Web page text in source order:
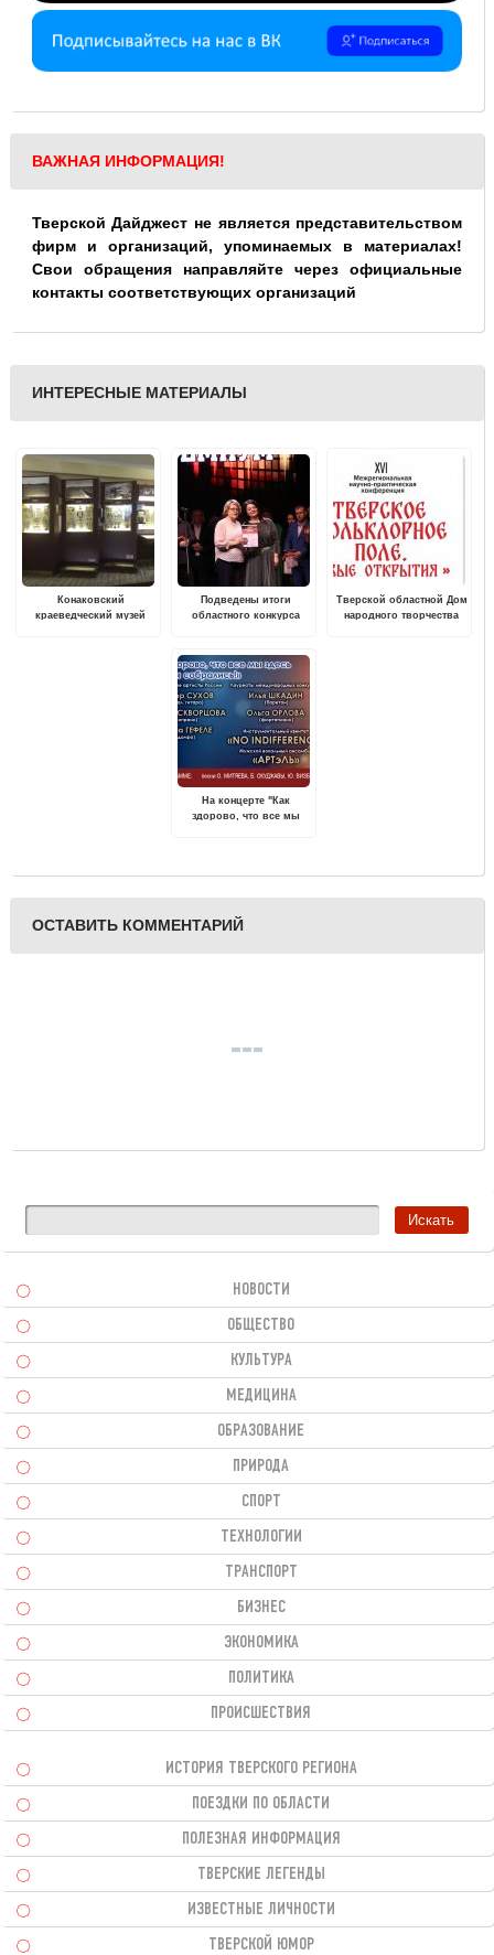
ВАЖНАЯ ИНФОРМАЦИЯ!
Тверской Дайджест не является представительством
фирм и организаций, упоминаемых в материалах!
Свои обращения направляйте через официальные
контакты соответствующих организаций
ИНТЕРЕСНЫЕ МАТЕРИАЛЫ
Конаковский
краеведческий музей
Подведены итоги
областного конкурса
Тверской областной Дом
народного творчества
На концерте "Как
здорово, что все мы
Митяева, Б. Окуджавы,
известных музыкантов
ОСТАВИТЬ КОММЕНТАРИЙ
НОВОСТИ
ОБЩЕСТВО
КУЛЬТУРА
МЕДИЦИНА
ОБРАЗОВАНИЕ
ПРИРОДА
СПОРТ
ТЕХНОЛОГИИ
ТРАНСПОРТ
БИЗНЕС
ЭКОНОМИКА
ПОЛИТИКА
ПРОИСШЕСТВИЯ
ИСТОРИЯ ТВЕРСКОГО РЕГИОНА
ПОЕЗДКИ ПО ОБЛАСТИ
ПОЛЕЗНАЯ ИНФОРМАЦИЯ
ТВЕРСКИЕ ЛЕГЕНДЫ
ИЗВЕСТНЫЕ ЛИЧНОСТИ
ТВЕРСКОЙ ЮМОР